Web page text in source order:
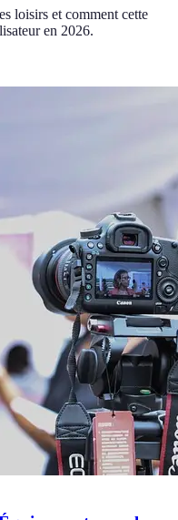
loisirs et comment cette
en 2026.